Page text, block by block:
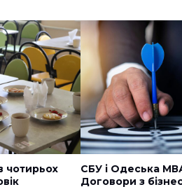
чотирьох
СБУ і Одеська
Договори з